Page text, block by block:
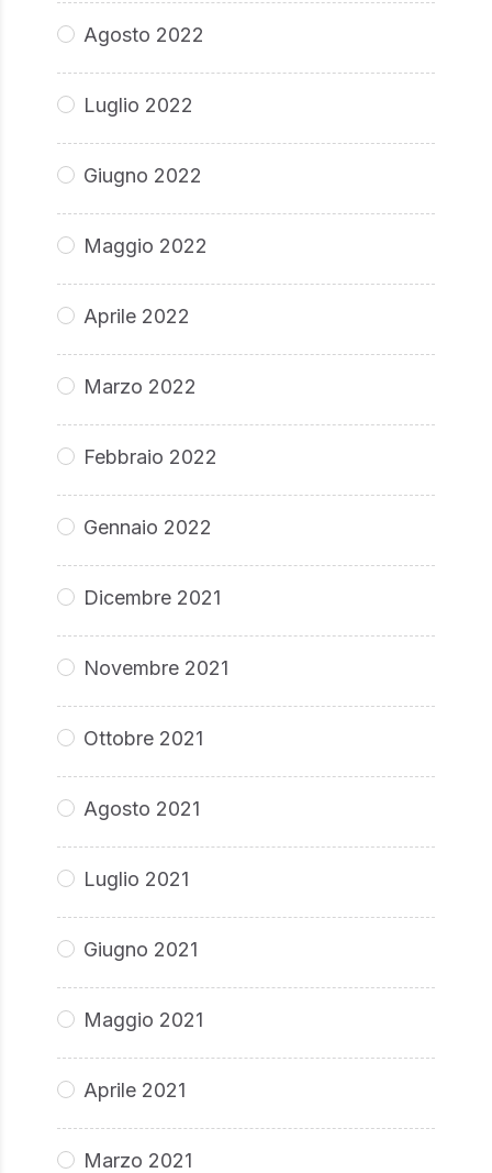
Agosto 2022
Luglio 2022
Giugno 2022
Maggio 2022
Aprile 2022
Marzo 2022
Febbraio 2022
Gennaio 2022
Dicembre 2021
Novembre 2021
Ottobre 2021
Agosto 2021
Luglio 2021
Giugno 2021
Maggio 2021
Aprile 2021
Marzo 2021